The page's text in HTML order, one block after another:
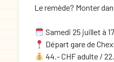
Le remède? Monter
Samedi 25 juillet à
Départ gare de
44.- CHF adulte /